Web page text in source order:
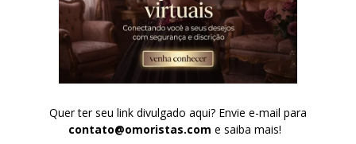
Quer ter seu link divulgado aqui? Envie e-mail para
contato@omoristas.com e saiba mais!